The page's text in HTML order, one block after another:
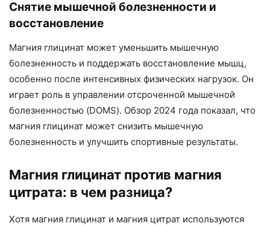
Снятие мышечной болезненности и
восстановление
Магния глицинат может уменьшить мышечную
болезненность и поддержать восстановление мышц,
особенно после интенсивных физических нагрузок. Он
играет роль в управлении отсроченной мышечной
болезненностью (DOMS). Обзор 2024 года показал, что
магния глицинат может снизить мышечную
болезненность и улучшить спортивные результаты.
Магния глицинат против магния
цитрата: в чем разница?
Хотя магния глицинат и магния цитрат используются